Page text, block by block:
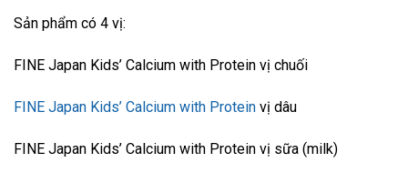
Sản phẩm có 4 vị:
FINE Japan Kids’ Calcium with Protein vị chuối
FINE Japan Kids’ Calcium with Protein vị dâu
FINE Japan Kids’ Calcium with Protein vị sữa (milk)